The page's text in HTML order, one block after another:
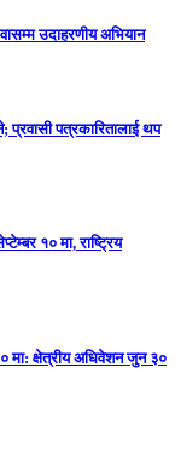
उदाहरणीय अभियान
प्रवासी पत्रकारितालाई थप
१० मा, राष्ट्रिय
मा: क्षेत्रीय अधिवेशन जुन ३०